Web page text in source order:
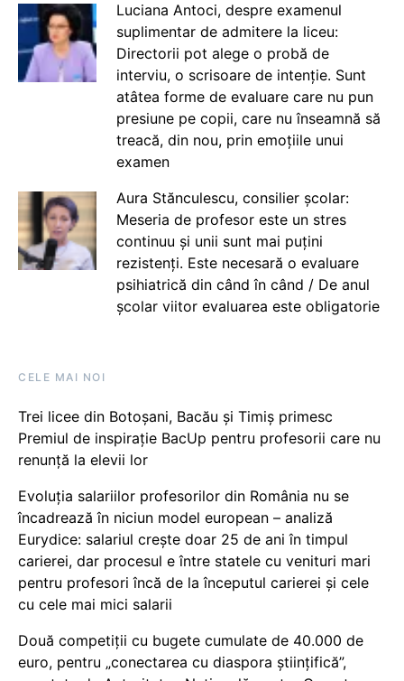
Luciana Antoci, despre examenul
suplimentar de admitere la liceu:
Directorii pot alege o probă de
interviu, o scrisoare de intenție. Sunt
atâtea forme de evaluare care nu pun
presiune pe copii, care nu înseamnă să
treacă, din nou, prin emoțiile unui
examen
Aura Stănculescu, consilier școlar:
Meseria de profesor este un stres
continuu și unii sunt mai puțini
rezistenți. Este necesară o evaluare
psihiatrică din când în când / De anul
școlar viitor evaluarea este obligatorie
CELE MAI NOI
Trei licee din Botoșani, Bacău și Timiș primesc
Premiul de inspirație BacUp pentru profesorii care nu
renunță la elevii lor
Evoluția salariilor profesorilor din România nu se
încadrează în niciun model european – analiză
Eurydice: salariul crește doar 25 de ani în timpul
carierei, dar procesul e între statele cu venituri mari
pentru profesori încă de la începutul carierei și cele
cu cele mai mici salarii
Două competiții cu bugete cumulate de 40.000 de
euro, pentru „conectarea cu diaspora științifică”,